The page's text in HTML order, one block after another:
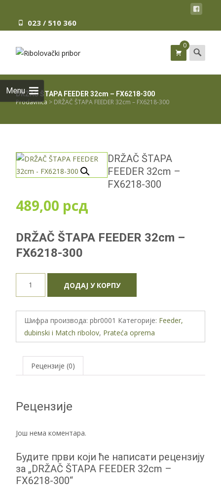
023 / 510 360
Menu
0 Search
for:
DRŽAČ ŠTAPA FEEDER 32cm – FX6218-300
Prodavnica > DRŽAČ ŠTAPA FEEDER 32cm – FX6218-300
DRŽAČ ŠTAPA
FEEDER 32cm –
FX6218-300
489,00 рсд
DRŽAČ ŠTAPA FEEDER 32cm –
FX6218-300
32cm
FX6218-
количина
ДОДАЈ У КОРПУ
Шифра производа: pbr0001 Категорије: Feeder,
dubinski i Match ribolov, Prateća oprema
Рецензије (0)
Рецензије
Још нема коментара.
Будите први који ће написати рецензију
за „DRŽAČ ŠTAPA FEEDER 32cm –
FX6218-300“